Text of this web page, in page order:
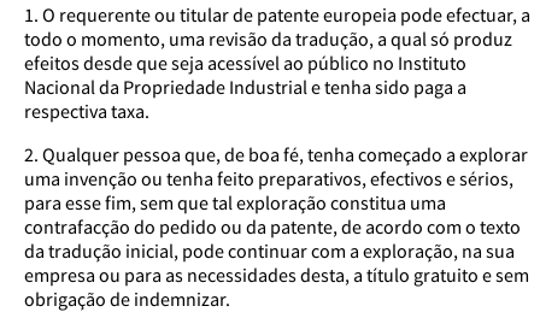
1. O requerente ou titular de patente europeia pode efectuar, a
todo o momento, uma revisão da tradução, a qual só produz
efeitos desde que seja acessível ao público no Instituto
Nacional da Propriedade Industrial e tenha sido paga a
respectiva taxa.
2. Qualquer pessoa que, de boa fé, tenha começado a explorar
uma invenção ou tenha feito preparativos, efectivos e sérios,
para esse fim, sem que tal exploração constitua uma
contrafacção do pedido ou da patente, de acordo com o texto
da tradução inicial, pode continuar com a exploração, na sua
empresa ou para as necessidades desta, a título gratuito e sem
obrigação de indemnizar.